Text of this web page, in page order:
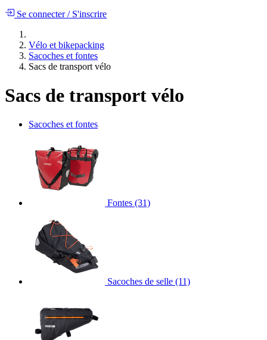
Se connecter/S'inscrire
Vélo et bikepacking
Sacoches et fontes
Sacs de transport vélo
Sacs de transport vélo
Sacoches et fontes
Fontes (31)
Sacoches de selle (11)